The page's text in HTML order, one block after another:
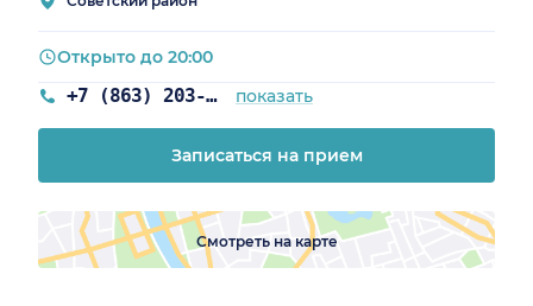
+7 (863) 203-54-50 показать
Открыто до 20:00
Записаться на прием
Смотреть на карте